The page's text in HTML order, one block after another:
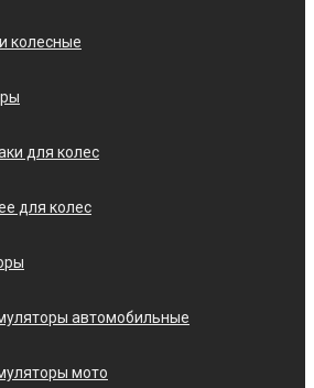
колесные
для колес
для колес
автомобильные
мото